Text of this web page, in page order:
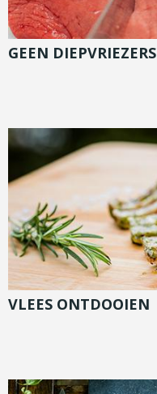
GEEN DIEPVRIEZERS
VLEES ONTDOOIEN